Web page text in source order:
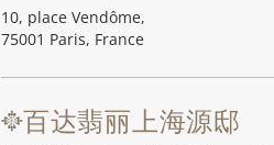
10, place Vendôme,
75001 Paris, France
百达翡丽上海源邸